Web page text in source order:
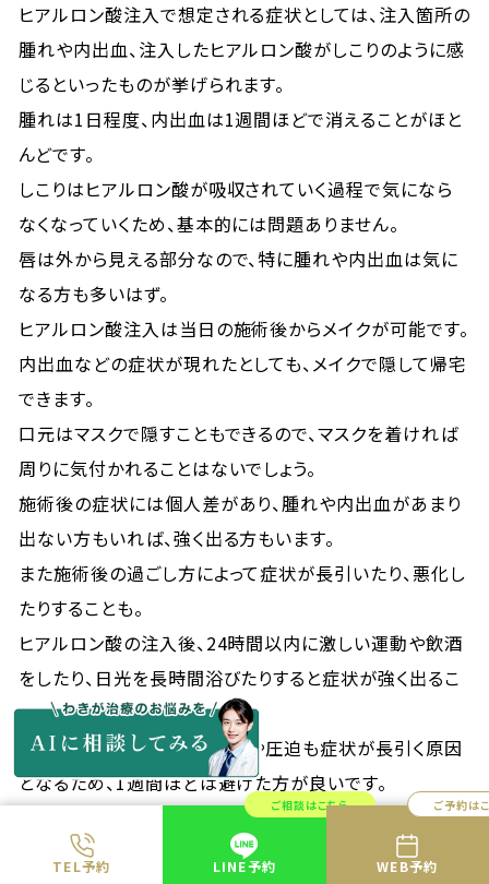
TEL予約
ご相談はこちら
LINE予約
ご予約は
WEB予約
ヒアルロン酸注入で想定される症状としては、注入箇所の
腫れや内出血、注入したヒアルロン酸がしこりのように感
じるといったものが挙げられます。
腫れは1日程度、内出血は1週間ほどで消えることがほと
んどです。
しこりはヒアルロン酸が吸収されていく過程で気になら
なくなっていくため、基本的には問題ありません。
唇は外から見える部分なので、特に腫れや内出血は気に
なる方も多いはず。
ヒアルロン酸注入は当日の施術後からメイクが可能です。
内出血などの症状が現れたとしても、メイクで隠して帰宅
できます。
口元はマスクで隠すこともできるので、マスクを着ければ
周りに気付かれることはないでしょう。
施術後の症状には個人差があり、腫れや内出血があまり
出ない方もいれば、強く出る方もいます。
また施術後の過ごし方によって症状が長引いたり、悪化し
たりすることも。
ヒアルロン酸の注入後、24時間以内に激しい運動や飲酒
をしたり、日光を長時間浴びたりすると症状が強く出るこ
とがあります。
他にも注入箇所のマッサージや圧迫も症状が長引く原因
となるため、1週間ほどは避けた方が良いです。
施術後の注意点については医師から説明があるので、指
示に従って過ごすようにしましょう。